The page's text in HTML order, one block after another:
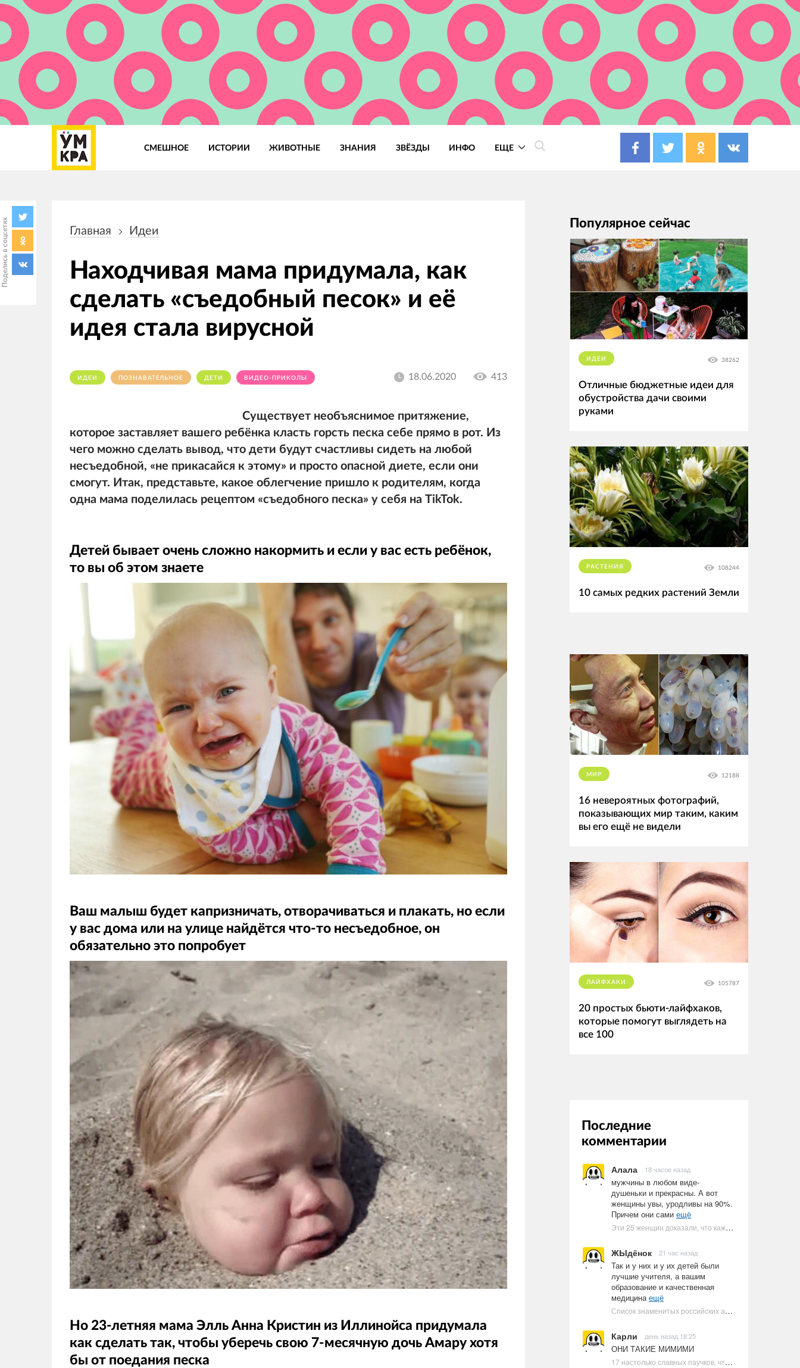
СМЕШНОЕ ИСТОРИИ ЖИВОТНЫЕ ЗНАНИЯ ЗВЁЗДЫ ИНФО ЕЩЕ
Поделись в соцсетях навигации
Главная Идеи
Находчивая мама придумала, как
сделать «съедобный песок» и её
идея стала вирусной
ИДЕИ ПОЗНАВАТЕЛЬНОЕ ДЕТИ ВИДЕО-ПРИКОЛЫ 18.06.2020 413
Существует необъяснимое притяжение,
которое заставляет вашего ребёнка класть горсть песка себе прямо в рот. Из
чего можно сделать вывод, что дети будут счастливы сидеть на любой
несъедобной, «не прикасайся к этому» и просто опасной диете, если они
смогут. Итак, представьте, какое облегчение пришло к родителям, когда
одна мама поделилась рецептом «съедобного песка» у себя на TikTok.
Детей бывает очень сложно накормить и если у вас есть ребёнок,
то вы об этом знаете
Ваш малыш будет капризничать, отворачиваться и плакать, но если
у вас дома или на улице найдётся что-то несъедобное, он
обязательно это попробует
Но 23-летняя мама Элль Анна Кристин из Иллинойса придумала
как сделать так, чтобы уберечь свою 7-месячную дочь Амару хотя
бы от поедания песка
Популярное сейчас
ИДЕИ 38262
Отличные бюджетные идеи для
обустройства дачи своими
руками
РАСТЕНИЯ 108244
10 самых редких растений Земли
МИР 12188
16 невероятных фотографий,
показывающих мир таким, каким
вы его ещё не видели
ЛАЙФХАКИ 105787
20 простых бьюти-лайфхаков,
которые помогут выглядеть на
все 100
Последние
комментарии
Алала 18 часов назад
мужчины в любом виде-
душеньки и прекрасны. А вот
женщины увы, уродливы на 90%.
Причем они сами ещё
Эти 25 женщин доказали, что каждое тело имеет право быть в бикини
ЖЫдёнок 21 час назад
Так и у них и у их детей были
лучшие учителя, а вашим
образование и качественная
медицинаещё
Список знаменитых российских артистов-евреев | Ультрамарин
Карли день назад 18:25
ОНИ ТАКИЕ МИМИМИ
17 настолько славных паучков, что даже у арахнофобов появится желание их погладить